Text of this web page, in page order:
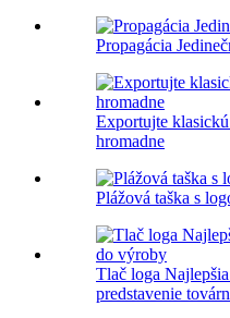
Propagácia
Exportujte
hromadne
Plážová taška s
Tlač loga
predstavenie